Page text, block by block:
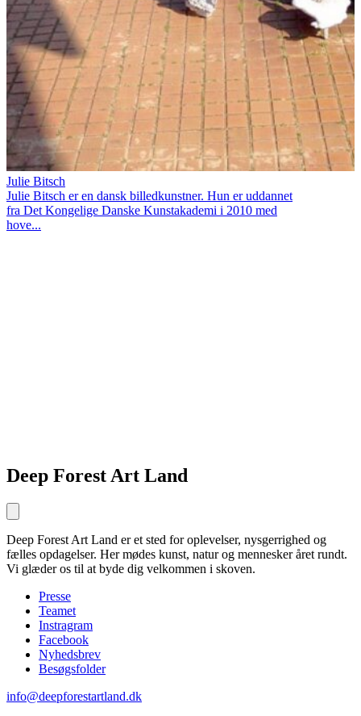
Julie Bitsch
Julie Bitsch er en dansk billedkunstner. Hun er uddannet
fra Det Kongelige Danske Kunstakademi i 2010 med
hove...
Deep Forest Art Land
Deep Forest Art Land er et sted for oplevelser, nysgerrighed og
fælles opdagelser. Her mødes kunst, natur og mennesker året rundt.
Vi glæder os til at byde dig velkommen i skoven.
Presse
Teamet
Instragram
Facebook
Nyhedsbrev
Besøgsfolder
info@deepforestartland.dk